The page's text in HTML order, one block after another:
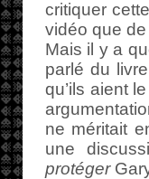
critiquer
vidéo que
Mais il y a
parlé du
qu’ils aient
ne méritait
une
protéger